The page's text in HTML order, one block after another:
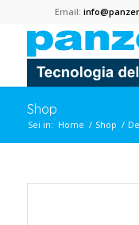
Email:
Shop
Sei in: Home / Shop /